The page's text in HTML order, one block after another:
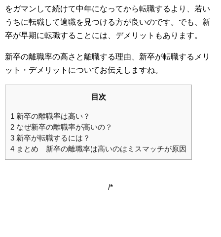
をガマンして続けて中年になってから転職するより、若い
うちに転職して適職を見つける方が良いのです。でも、新
卒が早期に転職することには、デメリットもあります。
新卒の離職率の高さと離職する理由、新卒が転職するメリ
ット・デメリットについてお伝えしますね。
目次
1 新卒の離職率は高い？
2 なぜ新卒の離職率が高いの？
3 新卒が転職するには？
4 まとめ 新卒の離職率は高いのはミスマッチが原因
/*